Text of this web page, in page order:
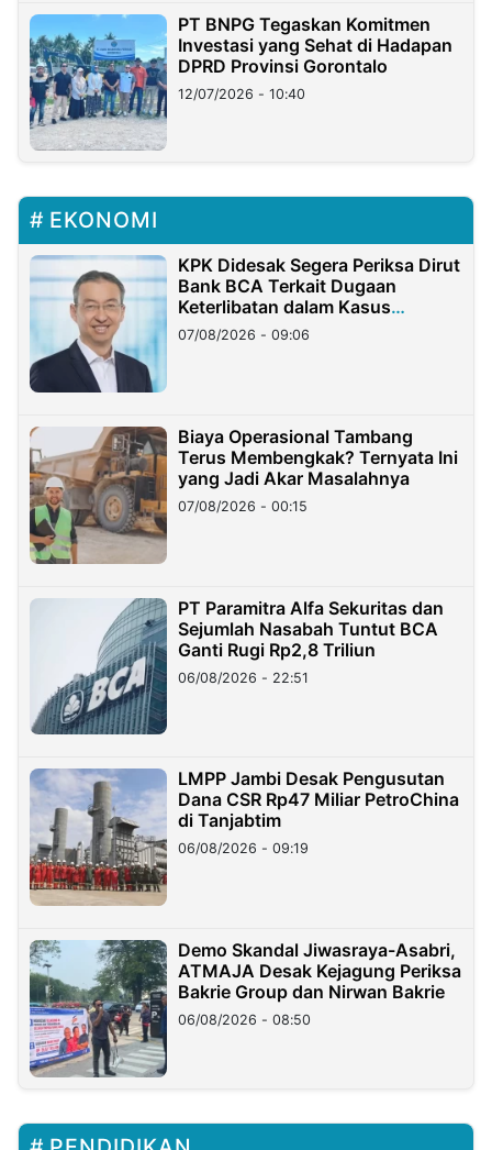
PT BNPG Tegaskan Komitmen
Investasi yang Sehat di Hadapan
DPRD Provinsi Gorontalo
12/07/2026 - 10:40
EKONOMI
KPK Didesak Segera Periksa Dirut
Bank BCA Terkait Dugaan
Keterlibatan dalam Kasus
Hilangnya Dana Nasabah Rp2,58
Miliar
07/08/2026 - 09:06
Biaya Operasional Tambang
Terus Membengkak? Ternyata Ini
yang Jadi Akar Masalahnya
07/08/2026 - 00:15
PT Paramitra Alfa Sekuritas dan
Sejumlah Nasabah Tuntut BCA
Ganti Rugi Rp2,8 Triliun
06/08/2026 - 22:51
LMPP Jambi Desak Pengusutan
Dana CSR Rp47 Miliar PetroChina
di Tanjabtim
06/08/2026 - 09:19
Demo Skandal Jiwasraya-Asabri,
ATMAJA Desak Kejagung Periksa
Bakrie Group dan Nirwan Bakrie
06/08/2026 - 08:50